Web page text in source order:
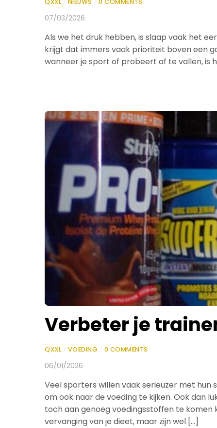
QXXL NIEUWS 0 COMMENTS
07/03/2026
Als we het druk hebben, is slaap vaak het
krijgt dat immers vaak prioriteit boven een
wanneer je sport of probeert af te vallen, is
Verbeter je
QXXL VOEDING 0 COMMENTS
06/01/2026
Veel sporters willen vaak serieuzer met
om ook naar de voeding te kijken. Ook dan
toch aan genoeg voedingsstoffen te
vervanging van je dieet, maar zijn wel […]